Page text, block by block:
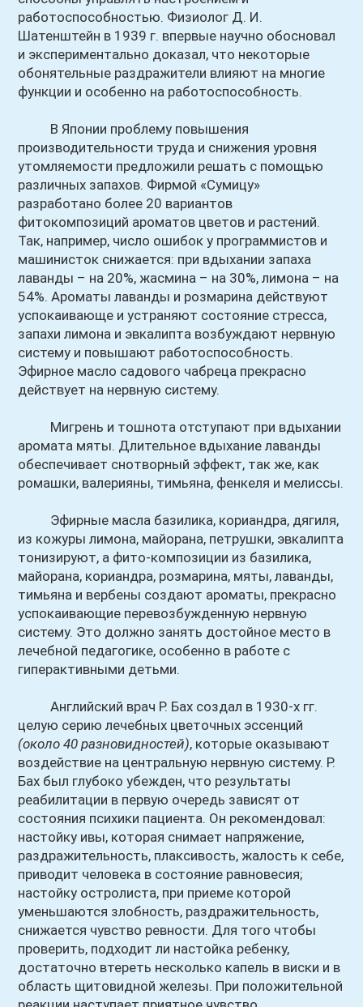
работоспособностью. Физиолог Д. И.
Шатенштейн в 1939 г. впервые научно обосновал
и экспериментально доказал, что некоторые
обонятельные раздражители влияют на многие
функции и особенно на работоспособность.
В Японии проблему повышения
производительности труда и снижения уровня
утомляемости предложили решать с помощью
различных запахов. Фирмой «Сумицу»
разработано более 20 вариантов
фитокомпозиций ароматов цветов и растений.
Так, например, число ошибок у программистов и
машинисток снижается: при вдыхании запаха
лаванды – на 20%, жасмина – на 30%, лимона – на
54%. Ароматы лаванды и розмарина действуют
успокаивающе и устраняют состояние стресса,
запахи лимона и эвкалипта возбуждают нервную
систему и повышают работоспособность.
Эфирное масло садового чабреца прекрасно
действует на нервную систему.
Мигрень и тошнота отступают при вдыхании
аромата мяты. Длительное вдыхание лаванды
обеспечивает снотворный эффект, так же, как
ромашки, валерияны, тимьяна, фенкеля и мелиссы.
Эфирные масла базилика, кориандра, дягиля,
из кожуры лимона, майорана, петрушки, эвкалипта
тонизируют, а фито-композиции из базилика,
майорана, кориандра, розмарина, мяты, лаванды,
тимьяна и вербены создают ароматы, прекрасно
успокаивающие перевозбужденную нервную
систему. Это должно занять достойное место в
лечебной педагогике, особенно в работе с
гиперактивными детьми.
Английский врач Р. Бах создал в 1930-х гг.
целую серию лечебных цветочных эссенций
(около 40 разновидностей), которые оказывают
воздействие на центральную нервную систему. Р.
Бах был глубоко убежден, что результаты
реабилитации в первую очередь зависят от
состояния психики пациента. Он рекомендовал:
настойку ивы, которая снимает напряжение,
раздражительность, плаксивость, жалость к себе,
приводит человека в состояние равновесия;
настойку остролиста, при приеме которой
уменьшаются злобность, раздражительность,
снижается чувство ревности. Для того чтобы
проверить, подходит ли настойка ребенку,
достаточно втереть несколько капель в виски и в
область щитовидной железы. При положительной